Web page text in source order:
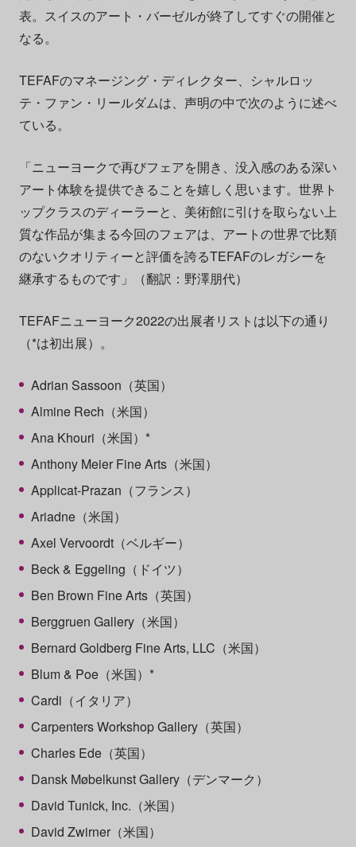
表。スイスのアート・バーゼルが終了してすぐの開催と
なる。
TEFAFのマネージング・ディレクター、シャルロッ
テ・ファン・リールダムは、声明の中で次のように述べ
ている。
「ニューヨークで再びフェアを開き、没入感のある深い
アート体験を提供できることを嬉しく思います。世界ト
ップクラスのディーラーと、美術館に引けを取らない上
質な作品が集まる今回のフェアは、アートの世界で比類
のないクオリティーと評価を誇るTEFAFのレガシーを
継承するものです」（翻訳：野澤朋代）
TEFAFニューヨーク2022の出展者リストは以下の通り
（*は初出展）。
Adrian Sassoon（英国）
Almine Rech（米国）
Ana Khouri（米国）*
Anthony Meier Fine Arts（米国）
Applicat-Prazan（フランス）
Ariadne（米国）
Axel Vervoordt（ベルギー）
Beck & Eggeling（ドイツ）
Ben Brown Fine Arts（英国）
Berggruen Gallery（米国）
Bernard Goldberg Fine Arts, LLC（米国）
Blum & Poe（米国）*
Cardi（イタリア）
Carpenters Workshop Gallery（英国）
Charles Ede（英国）
Dansk Møbelkunst Gallery（デンマーク）
David Tunick, Inc.（米国）
David Zwirner（米国）